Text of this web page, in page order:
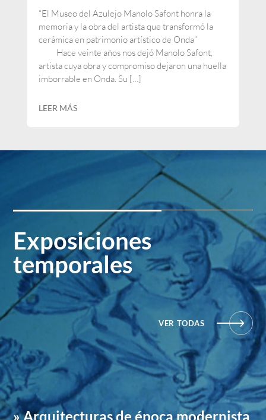
“El Museo del Azulejo Manolo Safont honra la
memoria y la obra del artista que transformó la
cerámica en patrimonio artístico de Onda”
Hace veinte años nos dejó Manolo Safont,
artista cuya obra y compromiso dejaron una huella
imborrable en Onda. Su […]
LEER MÁS
Exposiciones
temporales
VER TODAS
» Arquitecturas de época modernista